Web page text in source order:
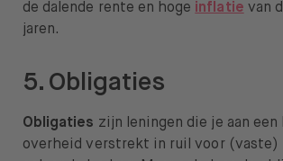
de dalende rente en hoge inflatie van
jaren.
5. Obligaties
Obligaties zijn leningen die je aan
overheid verstrekt in ruil voor (vaste)